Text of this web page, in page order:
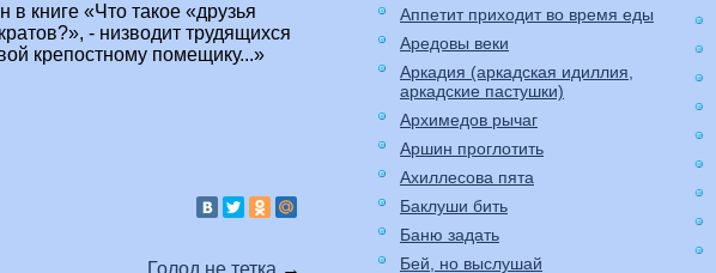
книге «Что такое «друзья
- низводит трудящихся
крепостному помещику...»
Аппетит приходит во время еды
Аредовы веки
Аркадия (аркадская идиллия,
аркадские пастушки)
Архимедов рычаг
Аршин проглотить
Ахиллесова пята
Баклуши бить
Баню задать
Бей, но выслушай